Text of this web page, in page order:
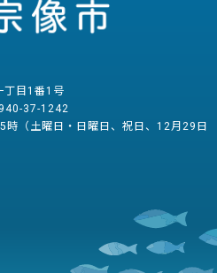
丁目1番1号
37-1242
時（土曜日・日曜日、祝日、12月29日